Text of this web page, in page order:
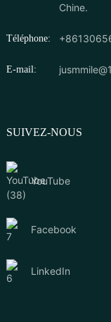
Chine.
Téléphone:
E-mail:
SUIVEZ-NOUS
YouTube
Facebook
LinkedIn